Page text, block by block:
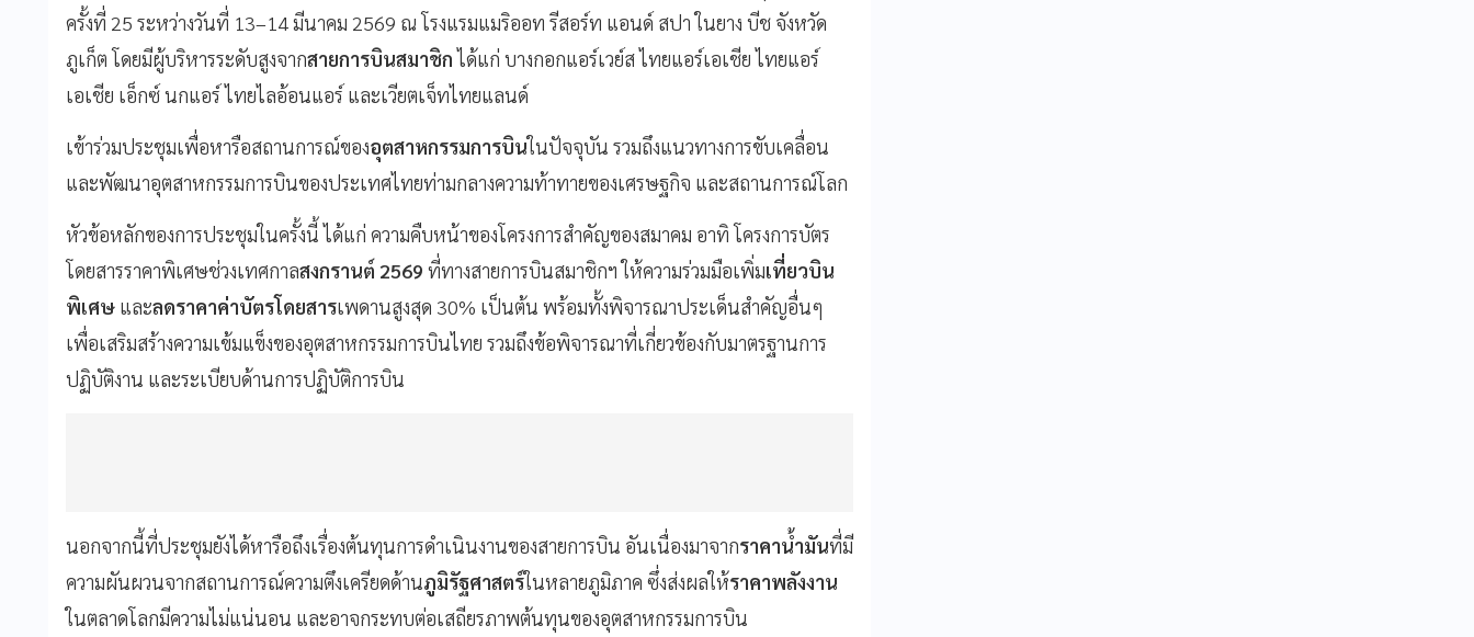
ครั้งที่ 25 ระหว่างวันที่ 13–14 มีนาคม 2569 ณ โรงแรมแมริออท รีสอร์ท แอนด์ สปา ในยาง บีช จังหวัด
ภูเก็ต โดยมีผู้บริหารระดับสูงจากสายการบินสมาชิกได้แก่ บางกอกแอร์เวย์ส ไทยแอร์เอเชีย ไทยแอร์
เอเชีย เอ็กซ์ นกแอร์ ไทยไลอ้อนแอร์ และเวียตเจ็ทไทยแลนด์
เข้าร่วมประชุมเพื่อหารือสถานการณ์ของอุตสาหกรรมการบินในปัจจุบัน รวมถึงแนวทางการขับเคลื่อน
และพัฒนาอุตสาหกรรมการบินของประเทศไทยท่ามกลางความท้าทายของเศรษฐกิจ และสถานการณ์โลก
หัวข้อหลักของการประชุมในครั้งนี้ ได้แก่ ความคืบหน้าของโครงการสำคัญของสมาคม อาทิ โครงการบัตร
โดยสารราคาพิเศษช่วงเทศกาลสงกรานต์ 2569 ที่ทางสายการบินสมาชิกฯ ให้ความร่วมมือเพิ่มเที่ยวบิน
พิเศษ และลดราคาค่าบัตรโดยสารเพดานสูงสุด 30% เป็นต้น พร้อมทั้งพิจารณาประเด็นสำคัญอื่นๆ
เพื่อเสริมสร้างความเข้มแข็งของอุตสาหกรรมการบินไทย รวมถึงข้อพิจารณาที่เกี่ยวข้องกับมาตรฐานการ
ปฏิบัติงาน และระเบียบด้านการปฏิบัติการบิน
นอกจากนี้ที่ประชุมยังได้หารือถึงเรื่องต้นทุนการดำเนินงานของสายการบิน อันเนื่องมาจากราคาน้ำมันที่มี
ความผันผวนจากสถานการณ์ความตึงเครียดด้านภูมิรัฐศาสตร์ในหลายภูมิภาค ซึ่งส่งผลให้ราคาพลังงาน
ในตลาดโลกมีความไม่แน่นอน และอาจกระทบต่อเสถียรภาพต้นทุนของอุตสาหกรรมการบิน